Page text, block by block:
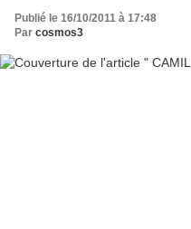
Publié le 16/10/2011 à 17:48
Par cosmos3